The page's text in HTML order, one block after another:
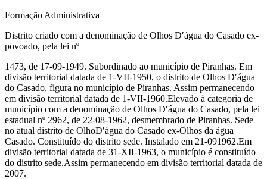
Formação Administrativa
Distrito criado com a denominação de Olhos D′água do Casado ex-
povoado, pela lei nº
1473, de 17-09-1949. Subordinado ao município de Piranhas. Em
divisão territorial datada de 1-VII-1950, o distrito de Olhos D′água
do Casado, figura no município de Piranhas. Assim permanecendo
em divisão territorial datada de 1-VII-1960.Elevado à categoria de
município com a denominação de Olhos D′água do Casado, pela lei
estadual nº 2962, de 22-08-1962, desmembrado de Piranhas. Sede
no atual distrito de OlhoD′àgua do Casado ex-Olhos da água
Casado. Constituído do distrito sede. Instalado em 21-091962.Em
divisão territorial datada de 31-XII-1963, o município é constituído
do distrito sede.Assim permanecendo em divisão territorial datada de
2007.